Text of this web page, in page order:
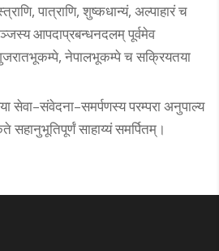
पात्राणि, शुष्कधान्यं, अल्पाहारं च
आपदाप्रबन्धनदलम् पूर्वमेव
नेपालभूकम्पे च सक्रियतया
सेवा–संवेदना–समर्पणस्य परम्परा अनुपाल्य
सहानुभूतिपूर्णं साहाय्यं समर्पितम्।